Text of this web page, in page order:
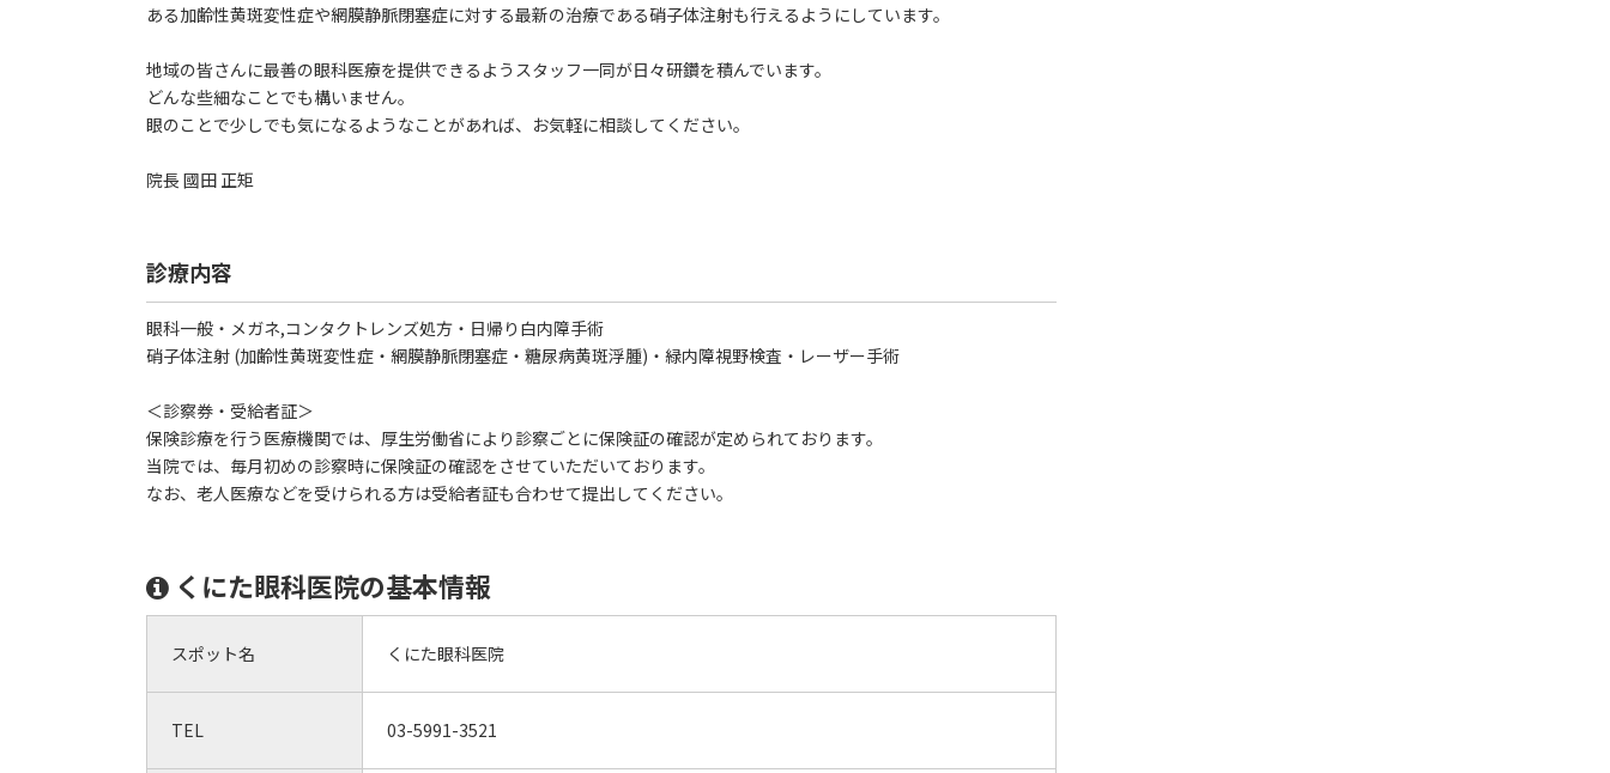
ある加齢性黄斑変性症や網膜静脈閉塞症に対する最新の治療である硝子体注射も行えるようにしています。
地域の皆さんに最善の眼科医療を提供できるようスタッフ一同が日々研鑽を積んでいます。
どんな些細なことでも構いません。
眼のことで少しでも気になるようなことがあれば、お気軽に相談してください。
院長 國田 正矩
診療内容
眼科一般・メガネ,コンタクトレンズ処方・日帰り白内障手術
硝子体注射 (加齢性黄斑変性症・網膜静脈閉塞症・糖尿病黄斑浮腫)・緑内障視野検査・レーザー手術
＜診察券・受給者証＞
保険診療を行う医療機関では、厚生労働省により診察ごとに保険証の確認が定められております。
当院では、毎月初めの診察時に保険証の確認をさせていただいております。
なお、老人医療などを受けられる方は受給者証も合わせて提出してください。
くにた眼科医院の基本情報
スポット名 くにた眼科医院
TEL 03-5991-3521